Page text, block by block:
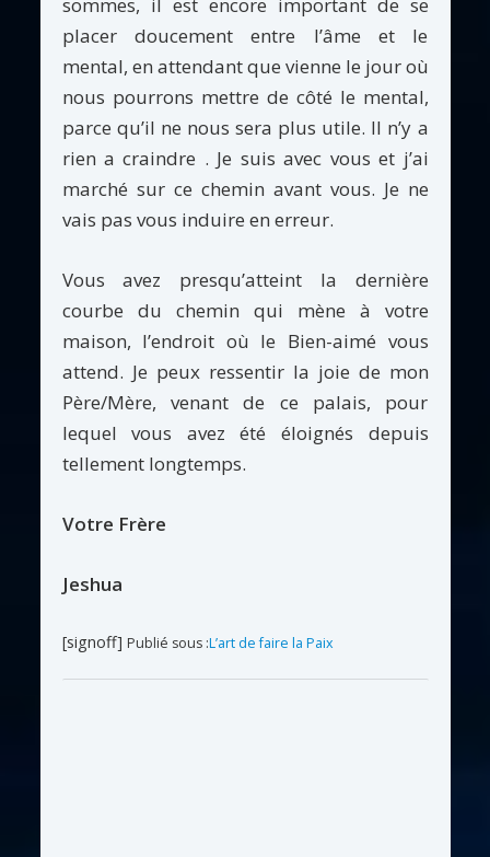
sommes, il est encore important de se
placer doucement entre l’âme et le
mental, en attendant que vienne le jour où
nous pourrons mettre de côté le mental,
parce qu’il ne nous sera plus utile. Il n’y a
rien a craindre . Je suis avec vous et j’ai
marché sur ce chemin avant vous. Je ne
vais pas vous induire en erreur.
Vous avez presqu’atteint la dernière
courbe du chemin qui mène à votre
maison, l’endroit où le Bien-aimé vous
attend. Je peux ressentir la joie de mon
Père/Mère, venant de ce palais, pour
lequel vous avez été éloignés depuis
tellement longtemps.
Votre Frère
Jeshua
[signoff] Publié sous :L’art de faire la Paix